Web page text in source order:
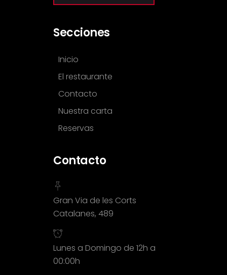
Secciones
Inicio
El restaurante
Contacto
Nuestra carta
Reservas
Contacto
Gran Via de les Corts
Catalanes, 489
Lunes a Domingo de 12h a
00:00h